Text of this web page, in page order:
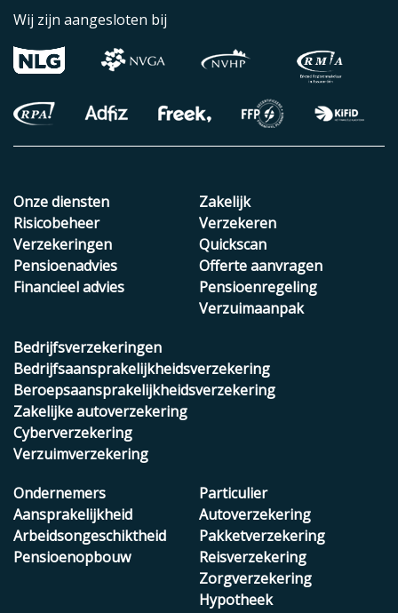
Wij zijn aangesloten bij
Onze diensten
Risicobeheer
Verzekeringen
Pensioenadvies
Financieel advies
Zakelijk
Verzekeren
Quickscan
Offerte aanvragen
Pensioenregeling
Verzuimaanpak
Bedrijfsverzekeringen
Bedrijfsaansprakelijkheidsverzekering
Beroepsaansprakelijkheidsverzekering
Zakelijke autoverzekering
Cyberverzekering
Verzuimverzekering
Ondernemers
Aansprakelijkheid
Arbeidsongeschiktheid
Pensioenopbouw
Particulier
Autoverzekering
Pakketverzekering
Reisverzekering
Zorgverzekering
Hypotheek